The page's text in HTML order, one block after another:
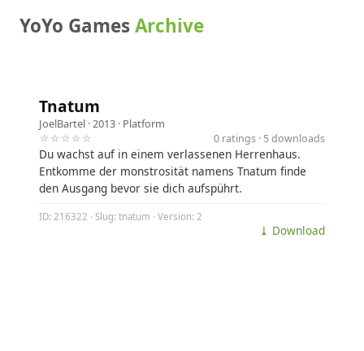
YoYo GamesArchive
Tnatum
JoelBartel · 2013 · Platform
☆☆☆☆☆
0 ratings · 5 downloads
Du wachst auf in einem verlassenen Herrenhaus.
Entkomme der monstrosität namens Tnatum finde
den Ausgang bevor sie dich aufspührt.
ID: 216322 · Slug: tnatum · Version: 2
⤓ Download